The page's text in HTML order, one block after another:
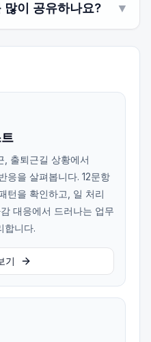
많이 공유하나요? ▼
, 출퇴근길 상황에서
응을 살펴봅니다. 12문항
턴을 확인하고, 일 처리
대응에서 드러나는 업무
합니다.
기